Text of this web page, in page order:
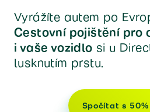
Vyrážíte autem po
Cestovní pojištění pro
i vaše vozidlo si u
lusknutím prstu.
Spočítat s